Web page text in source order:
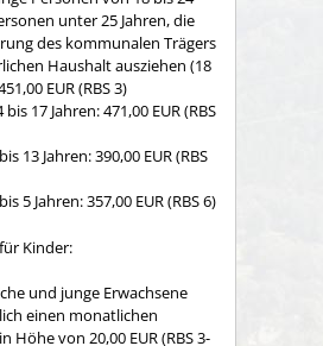
unter 25 Jahren, die
des kommunalen Trägers
Haushalt ausziehen (18
EUR (RBS 3)
17 Jahren: 471,00 EUR (RBS
13 Jahren: 390,00 EUR (RBS
5 Jahren: 357,00 EUR (RBS 6)
Kinder:
und junge Erwachsene
einen monatlichen
Höhe von 20,00 EUR (RBS 3-